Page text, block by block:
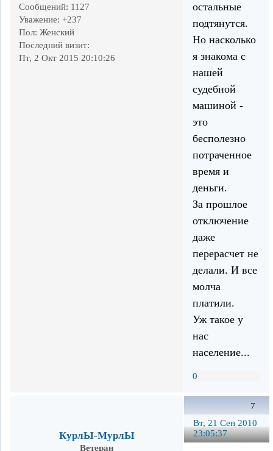
Сообщений: 1127
Уважение: +237
Пол: Женский
Последний визит:
Пт, 2 Окт 2015 20:10:26
остальные
подтянутся.
Но насколько
я знакома с
нашей
судебной
машиной -
это
бесполезно
потраченное
время и
деньги.
За прошлое
отключение
даже
перерасчет не
делали. И все
молча
платили.
Уж такое у
нас
население...
0
7
Вт, 21 Сен 2010
23:05:37
КурлЫ-МурлЫ
Ветеран